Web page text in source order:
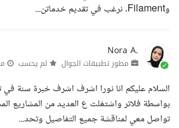
وFilament. نرغب في تقديم خدماتن...
Nora A.
مطور تطبيقات الجوال لم يحسب
السلام عليكم انا نورا اشرف اشرف خبرة سنة في
بواسطة فلاتر واشتغلت ع العديد من المشاريع
تواصل معي لمناقشة جميع التفاصيل وتحد...